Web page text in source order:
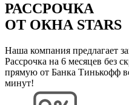
РАССРОЧКА
ОТ ОКНА STARS
Наша компания предлагает
Рассрочка на 6 месяцев без
прямую от Банка Тинькофф
минут!